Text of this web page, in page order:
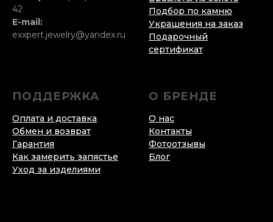
42
E-mail:
exxpert.jewelry@yandex.ru
Подбор по камню
Украшения на заказ
Подарочный
сертификат
ПОДДЕРЖКА
Оплата и доставка
Обмен и возврат
Гарантия
Как замерить запястье
Уход за изделиями
О БРЕНДЕ
О нас
Контакты
Фотоотзывы
Блог